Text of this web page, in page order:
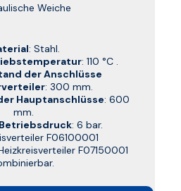
Weiche
: Stahl.
: 110 °C .
der Anschlüsse
: 300 mm.
Hauptanschlüsse: 600
mm.
: 6 bar.
F06100001
F07150001